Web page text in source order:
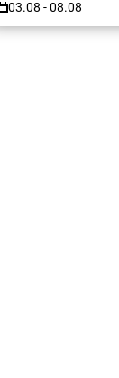
03.08 - 08.08